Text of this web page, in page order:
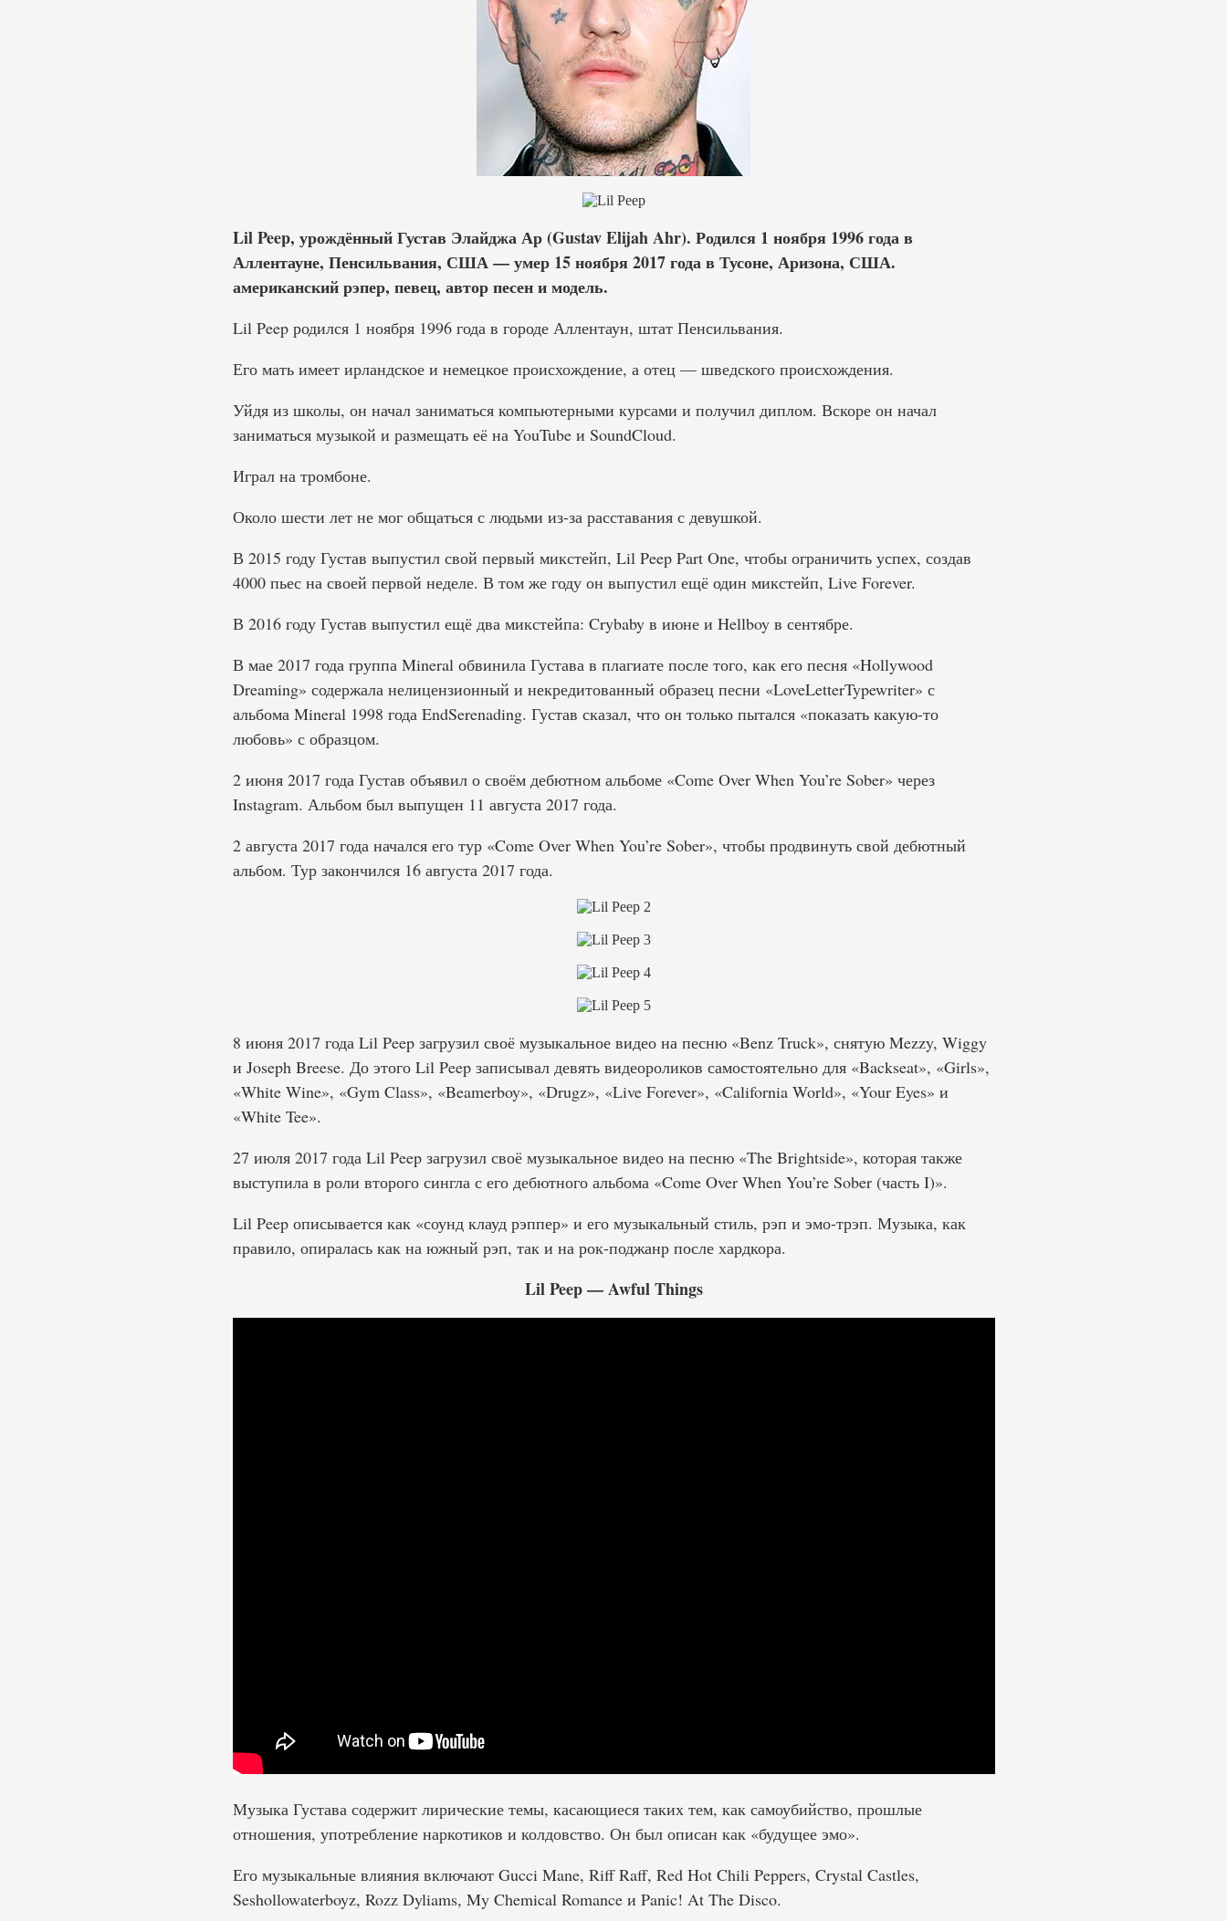
Lil Peep, урождённый Густав Элайджа Ар (Gustav Elijah Ahr). Родился 1 ноября 1996 года в
Аллентауне, Пенсильвания, США — умер 15 ноября 2017 года в Тусоне, Аризона, США.
американский рэпер, певец, автор песен и модель.
Lil Peep родился 1 ноября 1996 года в городе Аллентаун, штат Пенсильвания.
Его мать имеет ирландское и немецкое происхождение, а отец — шведского происхождения.
Уйдя из школы, он начал заниматься компьютерными курсами и получил диплом. Вскоре он начал
заниматься музыкой и размещать её на YouTube и SoundCloud.
Играл на тромбоне.
Около шести лет не мог общаться с людьми из-за расставания с девушкой.
В 2015 году Густав выпустил свой первый микстейп, Lil Peep Part One, чтобы ограничить успех, создав
4000 пьес на своей первой неделе. В том же году он выпустил ещё один микстейп, Live Forever.
В 2016 году Густав выпустил ещё два микстейпа: Crybaby в июне и Hellboy в сентябре.
В мае 2017 года группа Mineral обвинила Густава в плагиате после того, как его песня «Hollywood
Dreaming» содержала нелицензионный и некредитованный образец песни «LoveLetterTypewriter» с
альбома Mineral 1998 года EndSerenading. Густав сказал, что он только пытался «показать какую-то
любовь» с образцом.
2 июня 2017 года Густав объявил о своём дебютном альбоме «Come Over When You’re Sober» через
Instagram. Альбом был выпущен 11 августа 2017 года.
2 августа 2017 года начался его тур «Come Over When You’re Sober», чтобы продвинуть свой дебютный
альбом. Тур закончился 16 августа 2017 года.
8 июня 2017 года Lil Peep загрузил своё музыкальное видео на песню «Benz Truck», снятую Mezzy, Wiggy
и Joseph Breese. До этого Lil Peep записывал девять видеороликов самостоятельно для «Backseat», «Girls»,
«White Wine», «Gym Class», «Beamerboy», «Drugz», «Live Forever», «California World», «Your Eyes» и
«White Tee».
27 июля 2017 года Lil Peep загрузил своё музыкальное видео на песню «The Brightside», которая также
выступила в роли второго сингла с его дебютного альбома «Come Over When You’re Sober (часть I)».
Lil Peep описывается как «соунд клауд рэппер» и его музыкальный стиль, рэп и эмо-трэп. Музыка, как
правило, опиралась как на южный рэп, так и на рок-поджанр после хардкора.
Lil Peep — Awful Things
Музыка Густава содержит лирические темы, касающиеся таких тем, как самоубийство, прошлые
отношения, употребление наркотиков и колдовство. Он был описан как «будущее эмо».
Его музыкальные влияния включают Gucci Mane, Riff Raff, Red Hot Chili Peppers, Crystal Castles,
Seshollowaterboyz, Rozz Dyliams, My Chemical Romance и Panic! At The Disco.